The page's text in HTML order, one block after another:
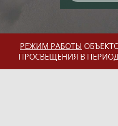
РЕЖИМ РАБОТЫ
ПРОСВЕЩЕНИЯ В ПЕРИОД